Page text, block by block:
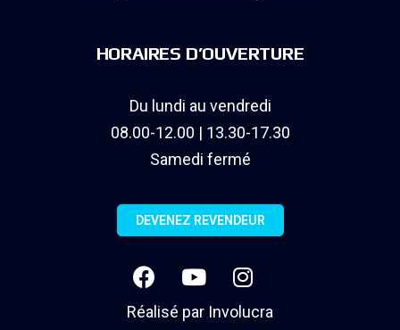
HORAIRES D’OUVERTURE
Du lundi au vendredi
08.00-12.00 | 13.30-17.30
Samedi fermé
DEVENEZ REVENDEUR
Réalisé par Involucra